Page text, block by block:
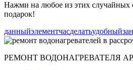
Нажми на любое из этих случайных
подарок!
данныйэлементчасделатьудобный
РЕМОНТ ВОДОНАГРЕВАТЕЛЯ